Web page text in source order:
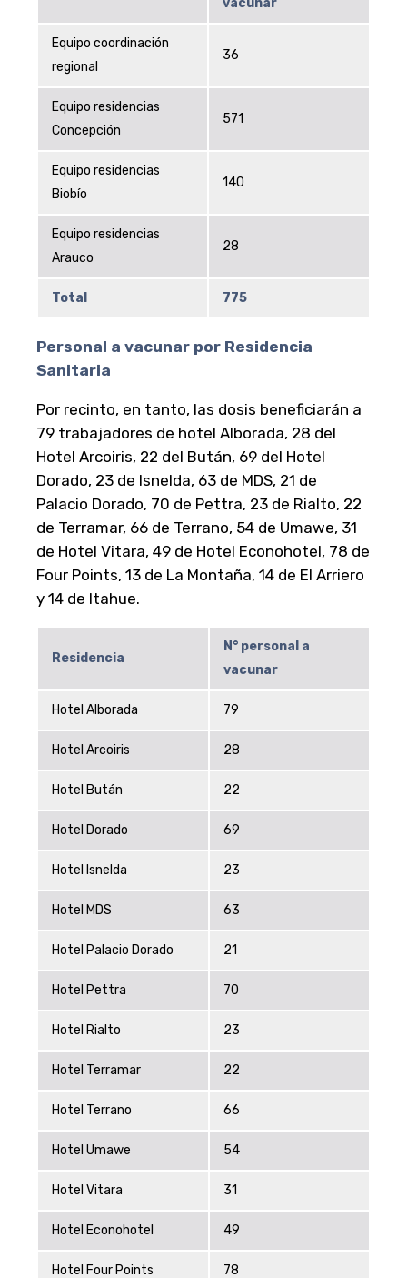
vacunar
Equipo coordinación
regional
36
Equipo residencias
Concepción
571
Equipo residencias
Biobío
140
Equipo residencias
Arauco
28
Total 775
Personal a vacunar por Residencia
Sanitaria
Por recinto, en tanto, las dosis beneficiarán a
79 trabajadores de hotel Alborada, 28 del
Hotel Arcoiris, 22 del Bután, 69 del Hotel
Dorado, 23 de Isnelda, 63 de MDS, 21 de
Palacio Dorado, 70 de Pettra, 23 de Rialto, 22
de Terramar, 66 de Terrano, 54 de Umawe, 31
de Hotel Vitara, 49 de Hotel Econohotel, 78 de
Four Points, 13 de La Montaña, 14 de El Arriero
y 14 de Itahue.
Residencia
N° personal a
vacunar
Hotel Alborada 79
Hotel Arcoiris 28
Hotel Bután 22
Hotel Dorado 69
Hotel Isnelda 23
Hotel MDS 63
Hotel Palacio Dorado 21
Hotel Pettra 70
Hotel Rialto 23
Hotel Terramar 22
Hotel Terrano 66
Hotel Umawe 54
Hotel Vitara 31
Hotel Econohotel 49
Hotel Four Points 78